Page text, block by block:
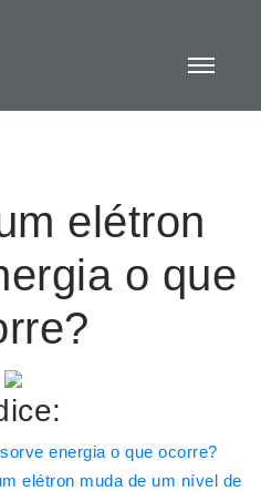
elétron
o que
energia o que ocorre?
elétron muda de um nível de